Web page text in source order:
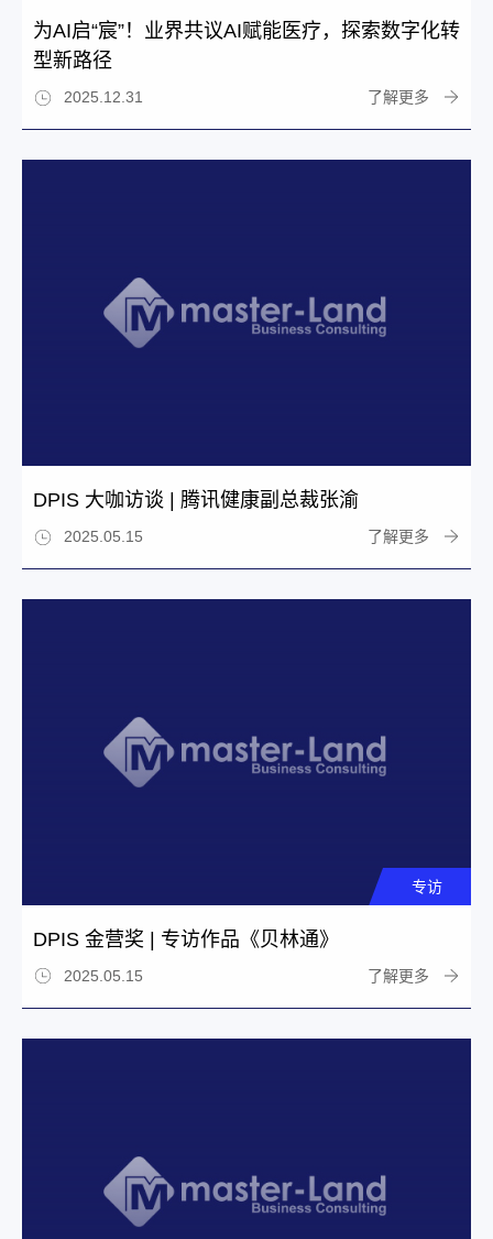
为AI启“宸”！业界共议AI赋能医疗，探索数字化转
型新路径
2025.12.31 了解更多
DPIS 大咖访谈 | 腾讯健康副总裁张渝
2025.05.15 了解更多
专访
DPIS 金营奖 | 专访作品《贝林通》
2025.05.15 了解更多